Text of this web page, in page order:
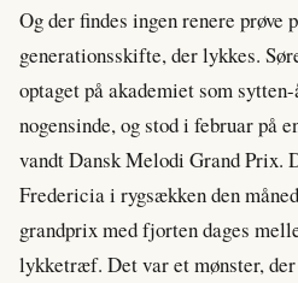
Og der findes ingen renere prøve
generationsskifte, der lykkes.
optaget på akademiet som
nogensinde, og stod i februar på
vandt Dansk Melodi Grand Prix.
Fredericia i rygsækken den
grandprix med fjorten dages
lykketræf. Det var et mønster,